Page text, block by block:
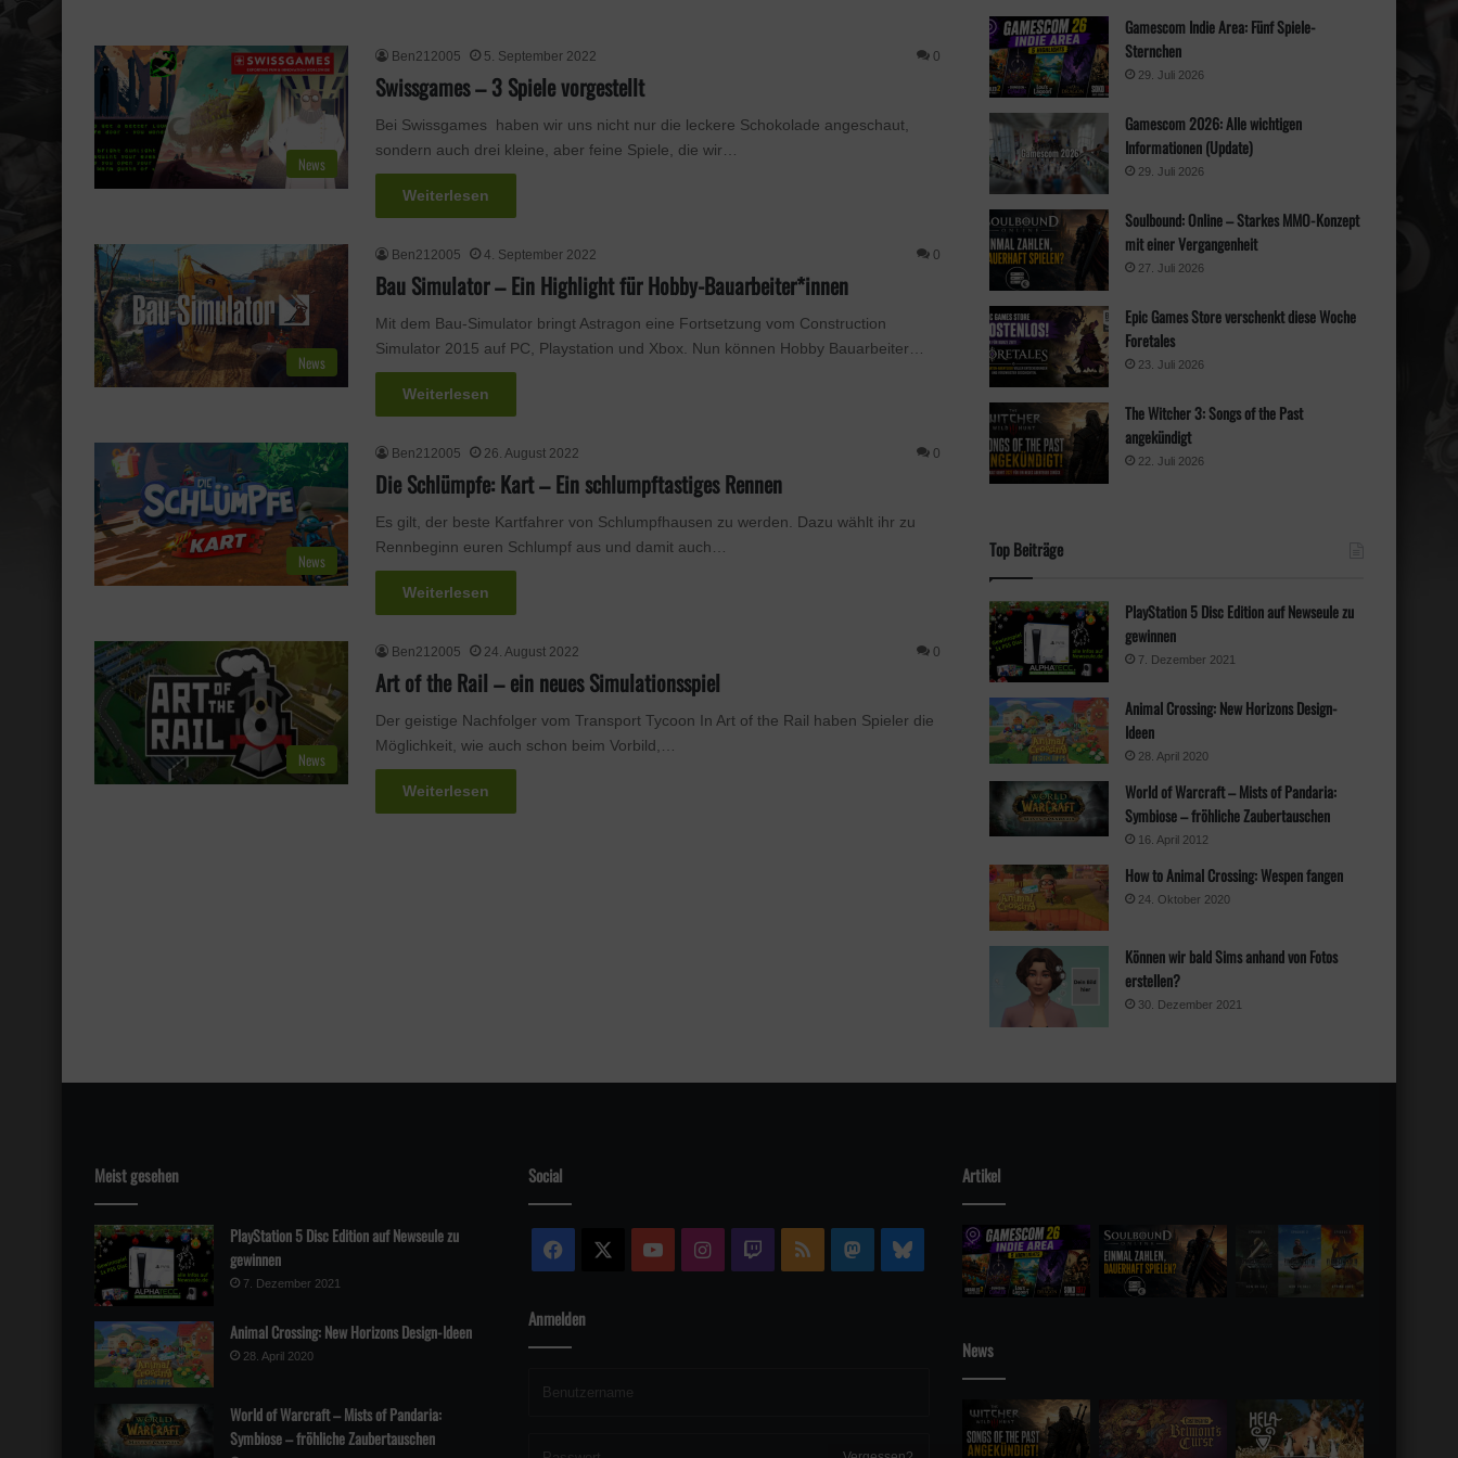
News
Ben212005 5. September 2022 0
Swissgames – 3 Spiele vorgestellt
Bei Swissgames haben wir uns nicht nur die leckere Schokolade angeschaut,
sondern auch drei kleine, aber feine Spiele, die wir…
Weiterlesen
News
Ben212005 4. September 2022 0
Bau Simulator – Ein Highlight für Hobby-Bauarbeiter*innen
Mit dem Bau-Simulator bringt Astragon eine Fortsetzung vom Construction
Simulator 2015 auf PC, Playstation und Xbox. Nun können Hobby Bauarbeiter…
Weiterlesen
News
Ben212005 26. August 2022 0
Die Schlümpfe: Kart – Ein schlumpftastiges Rennen
Es gilt, der beste Kartfahrer von Schlumpfhausen zu werden. Dazu wählt ihr zu
Rennbeginn euren Schlumpf aus und damit auch…
Weiterlesen
News
Ben212005 24. August 2022 0
Art of the Rail – ein neues Simulationsspiel
Der geistige Nachfolger vom Transport Tycoon In Art of the Rail haben Spieler die
Möglichkeit, wie auch schon beim Vorbild,…
Weiterlesen
a
Gamescom Indie Area: Fünf Spiele-
Sternchen
29. Juli 2026
Gamescom 2026: Alle wichtigen
Informationen (Update)
29. Juli 2026
Soulbound: Online – Starkes MMO-Konzept
mit einer Vergangenheit
27. Juli 2026
Epic Games Store verschenkt diese Woche
Foretales
23. Juli 2026
The Witcher 3: Songs of the Past
angekündigt
22. Juli 2026
Top Beiträge
PlayStation 5 Disc Edition auf Newseule zu
gewinnen
7. Dezember 2021
Animal Crossing: New Horizons Design-
Ideen
28. April 2020
World of Warcraft – Mists of Pandaria:
Symbiose – fröhliche Zaubertauschen
16. April 2012
How to Animal Crossing: Wespen fangen
24. Oktober 2020
Können wir bald Sims anhand von Fotos
erstellen?
30. Dezember 2021
Meist gesehen
PlayStation 5 Disc Edition auf Newseule zu
gewinnen
7. Dezember 2021
Animal Crossing: New Horizons Design-Ideen
28. April 2020
World of Warcraft – Mists of Pandaria:
Symbiose – fröhliche Zaubertauschen
Social
Facebook YouTubeInstagram
TwitchRSS MastodonBluesky
Anmelden
Artikel
News